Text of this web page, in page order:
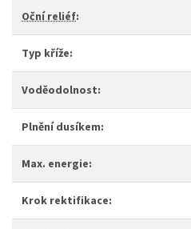
Oční reliéf:
Typ kříže:
Voděodolnost:
Plnění dusíkem:
Max. energie:
Krok rektifikace: